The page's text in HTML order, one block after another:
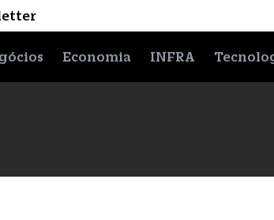
Economia INFRA